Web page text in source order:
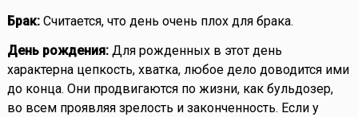
Брак:Считается, что день очень плох для брака.
День рождения:Для рожденных в этот день
характерна цепкость, хватка, любое дело доводится ими
до конца. Они продвигаются по жизни, как бульдозер,
во всем проявляя зрелость и законченность. Если у